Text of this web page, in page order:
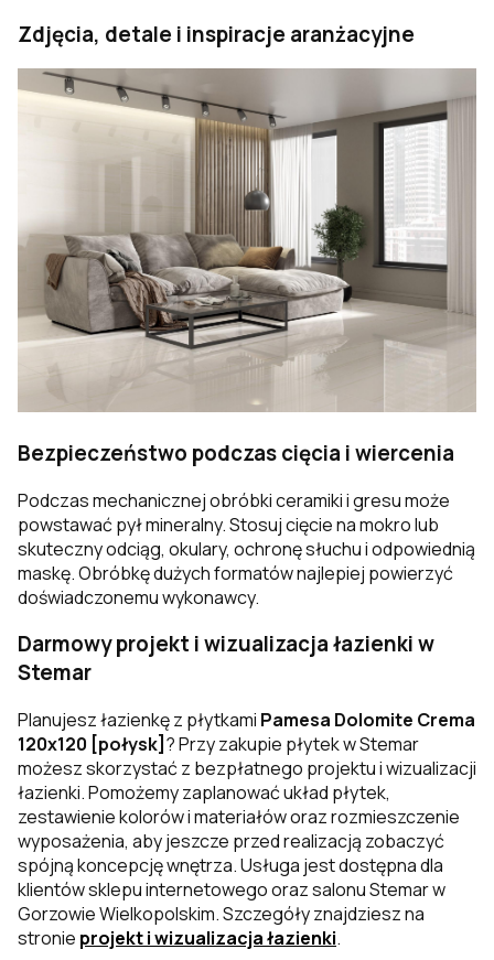
Zdjęcia, detale i inspiracje aranżacyjne
Bezpieczeństwo podczas cięcia i wiercenia
Podczas mechanicznej obróbki ceramiki i gresu może
powstawać pył mineralny. Stosuj cięcie na mokro lub
skuteczny odciąg, okulary, ochronę słuchu i odpowiednią
maskę. Obróbkę dużych formatów najlepiej powierzyć
doświadczonemu wykonawcy.
Darmowy projekt i wizualizacja łazienki w
Stemar
Planujesz łazienkę z płytkami Pamesa Dolomite Crema
120x120 [połysk] ? Przy zakupie płytek w Stemar
możesz skorzystać z bezpłatnego projektu i wizualizacji
łazienki. Pomożemy zaplanować układ płytek,
zestawienie kolorów i materiałów oraz rozmieszczenie
wyposażenia, aby jeszcze przed realizacją zobaczyć
spójną koncepcję wnętrza. Usługa jest dostępna dla
klientów sklepu internetowego oraz salonu Stemar w
Gorzowie Wielkopolskim. Szczegóły znajdziesz na
stronie projekt i wizualizacja łazienki.